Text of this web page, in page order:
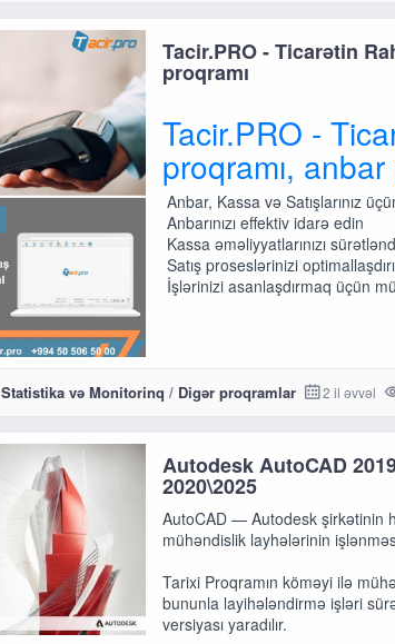
Tacir.PRO - Ticarətin
proqramı
Tacir.PRO -
proqramı, anbar
Anbar, Kassa və Satışlarınız
Anbarınızı effektiv idarə edin
Kassa əməliyyatlarınızı
Satış proseslərinizi
İşlərinizi asanlaşdırmaq üçün
Statistika və Monitorinq / Digər proqramlar 2 il əvvəl
Autodesk AutoCAD
2020\2025
AutoCAD — Autodesk şirkətinin
mühəndislik layhələrinin
Tarixi Proqramın köməyi ilə
bununla layihələndirmə işləri
versiyası yaradılır.